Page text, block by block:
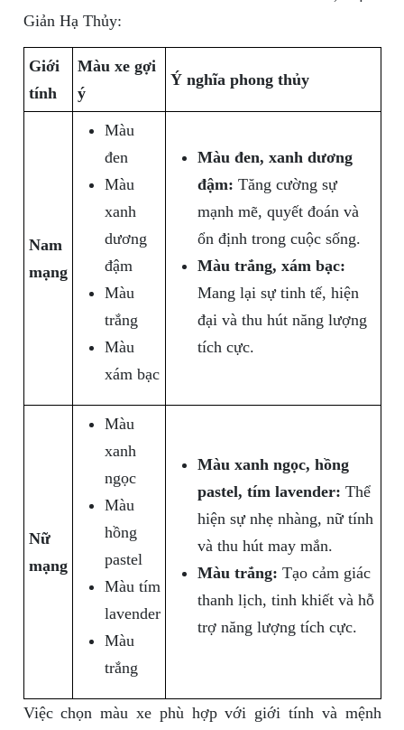
Giản Hạ Thủy:
Giới
tính
Màu xe gợi
ý
Ý nghĩa phong thủy
Nam
mạng
Màu
đen
Màu
xanh
dương
đậm
Màu
trắng
Màu
xám bạc
Màu đen, xanh dương
đậm: Tăng cường sự
mạnh mẽ, quyết đoán và
ổn định trong cuộc sống.
Màu trắng, xám bạc:
Mang lại sự tinh tế, hiện
đại và thu hút năng lượng
tích cực.
Nữ
mạng
Màu
xanh
ngọc
Màu
hồng
pastel
Màu tím
lavender
Màu
trắng
Màu xanh ngọc, hồng
pastel, tím lavender: Thể
hiện sự nhẹ nhàng, nữ tính
và thu hút may mắn.
Màu trắng: Tạo cảm giác
thanh lịch, tinh khiết và hỗ
trợ năng lượng tích cực.
Việc chọn màu xe phù hợp với giới tính và mệnh